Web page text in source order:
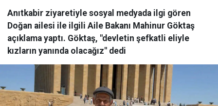
Anıtkabir ziyaretiyle sosyal medyada ilgi gören
Doğan ailesi ile ilgili Aile Bakanı Mahinur Göktaş
açıklama yaptı. Göktaş, "devletin şefkatli eliyle
kızların yanında olacağız" dedi